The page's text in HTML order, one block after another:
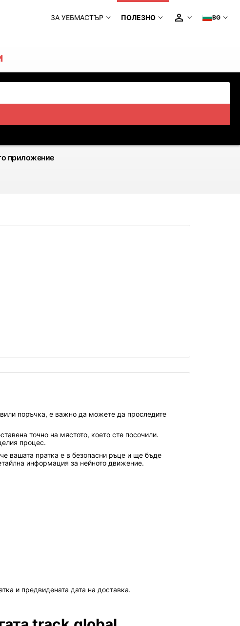
ЗА УЕБМАСТЪР ПОЛЕЗНО BG
приложение
поръчка, е важно да можете да проследите
точно на мястото, което сте посочили.
процес.
вашата пратка е в безопасни ръце и ще бъде
информация за нейното движение.
и предвидената дата на доставка.